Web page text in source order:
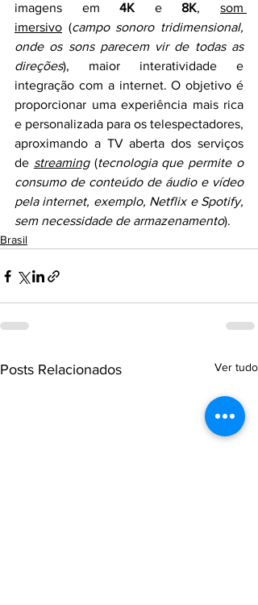
imagens em 4K e 8K, som
imersivo (campo sonoro tridimensional,
onde os sons parecem vir de todas as
direções), maior interatividade e
integração com a internet. O objetivo é
proporcionar uma experiência mais rica
e personalizada para os telespectadores,
aproximando a TV aberta dos serviços
de streaming (tecnologia que permite o
consumo de conteúdo de áudio e vídeo
pela internet, exemplo, Netflix e Spotify,
sem necessidade de armazenamento).
Brasil
Posts Relacionados Ver tudo